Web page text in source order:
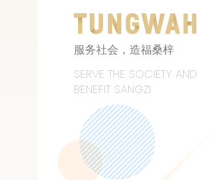
服务社会，造福桑梓
SERVE THE SOCIETY AND
BENEFIT SANGZI